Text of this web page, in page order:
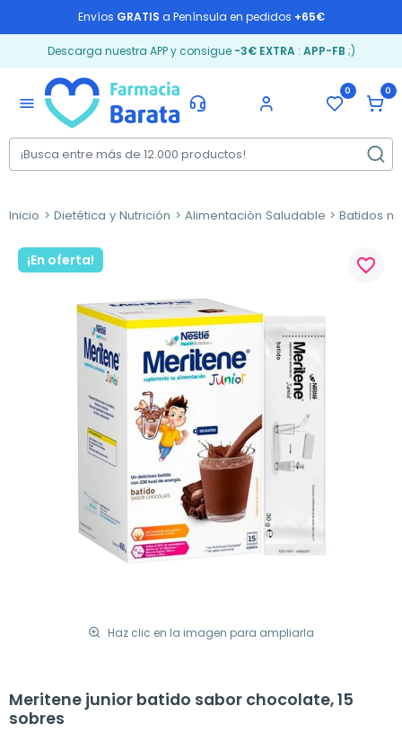
Envíos GRATIS a Península en pedidos +65€
Descarga nuestra APP y consigue -3€ EXTRA: APP-FB ;)
menu
0 0
Inicio Dietética y Nutrición Alimentación Saludable Batidos
¡En oferta!
Haz clic en la imagen para ampliarla
favorite_border
Meritene junior batido sabor chocolate, 15
sobres